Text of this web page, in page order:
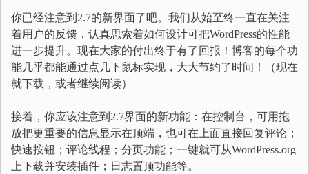
你已经注意到2.7的新界面了吧。我们从始至终一直在关注
着用户的反馈，认真思索着如何设计可把WordPress的性能
进一步提升。现在大家的付出终于有了回报！博客的每个功
能几乎都能通过点几下鼠标实现，大大节约了时间！（现在
就下载，或者继续阅读）
接着，你应该注意到2.7界面的新功能：在控制台，可用拖
放把更重要的信息显示在顶端，也可在上面直接回复评论；
快速按钮；评论线程；分页功能；一键就可从WordPress.org
上下载并安装插件；日志置顶功能等。